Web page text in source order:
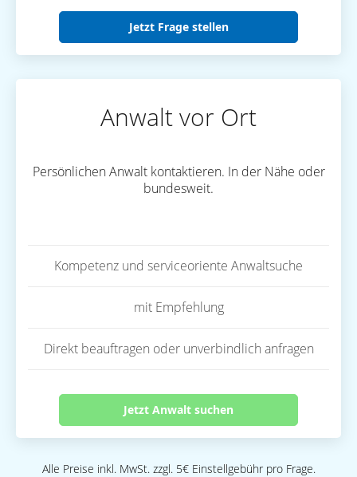
Jetzt Frage stellen
Anwalt vor Ort
Persönlichen Anwalt kontaktieren. In der Nähe oder
bundesweit.
Kompetenz und serviceoriente Anwaltsuche
mit Empfehlung
Direkt beauftragen oder unverbindlich anfragen
Jetzt Anwalt suchen
Alle Preise inkl. MwSt. zzgl. 5€ Einstellgebühr pro Frage.